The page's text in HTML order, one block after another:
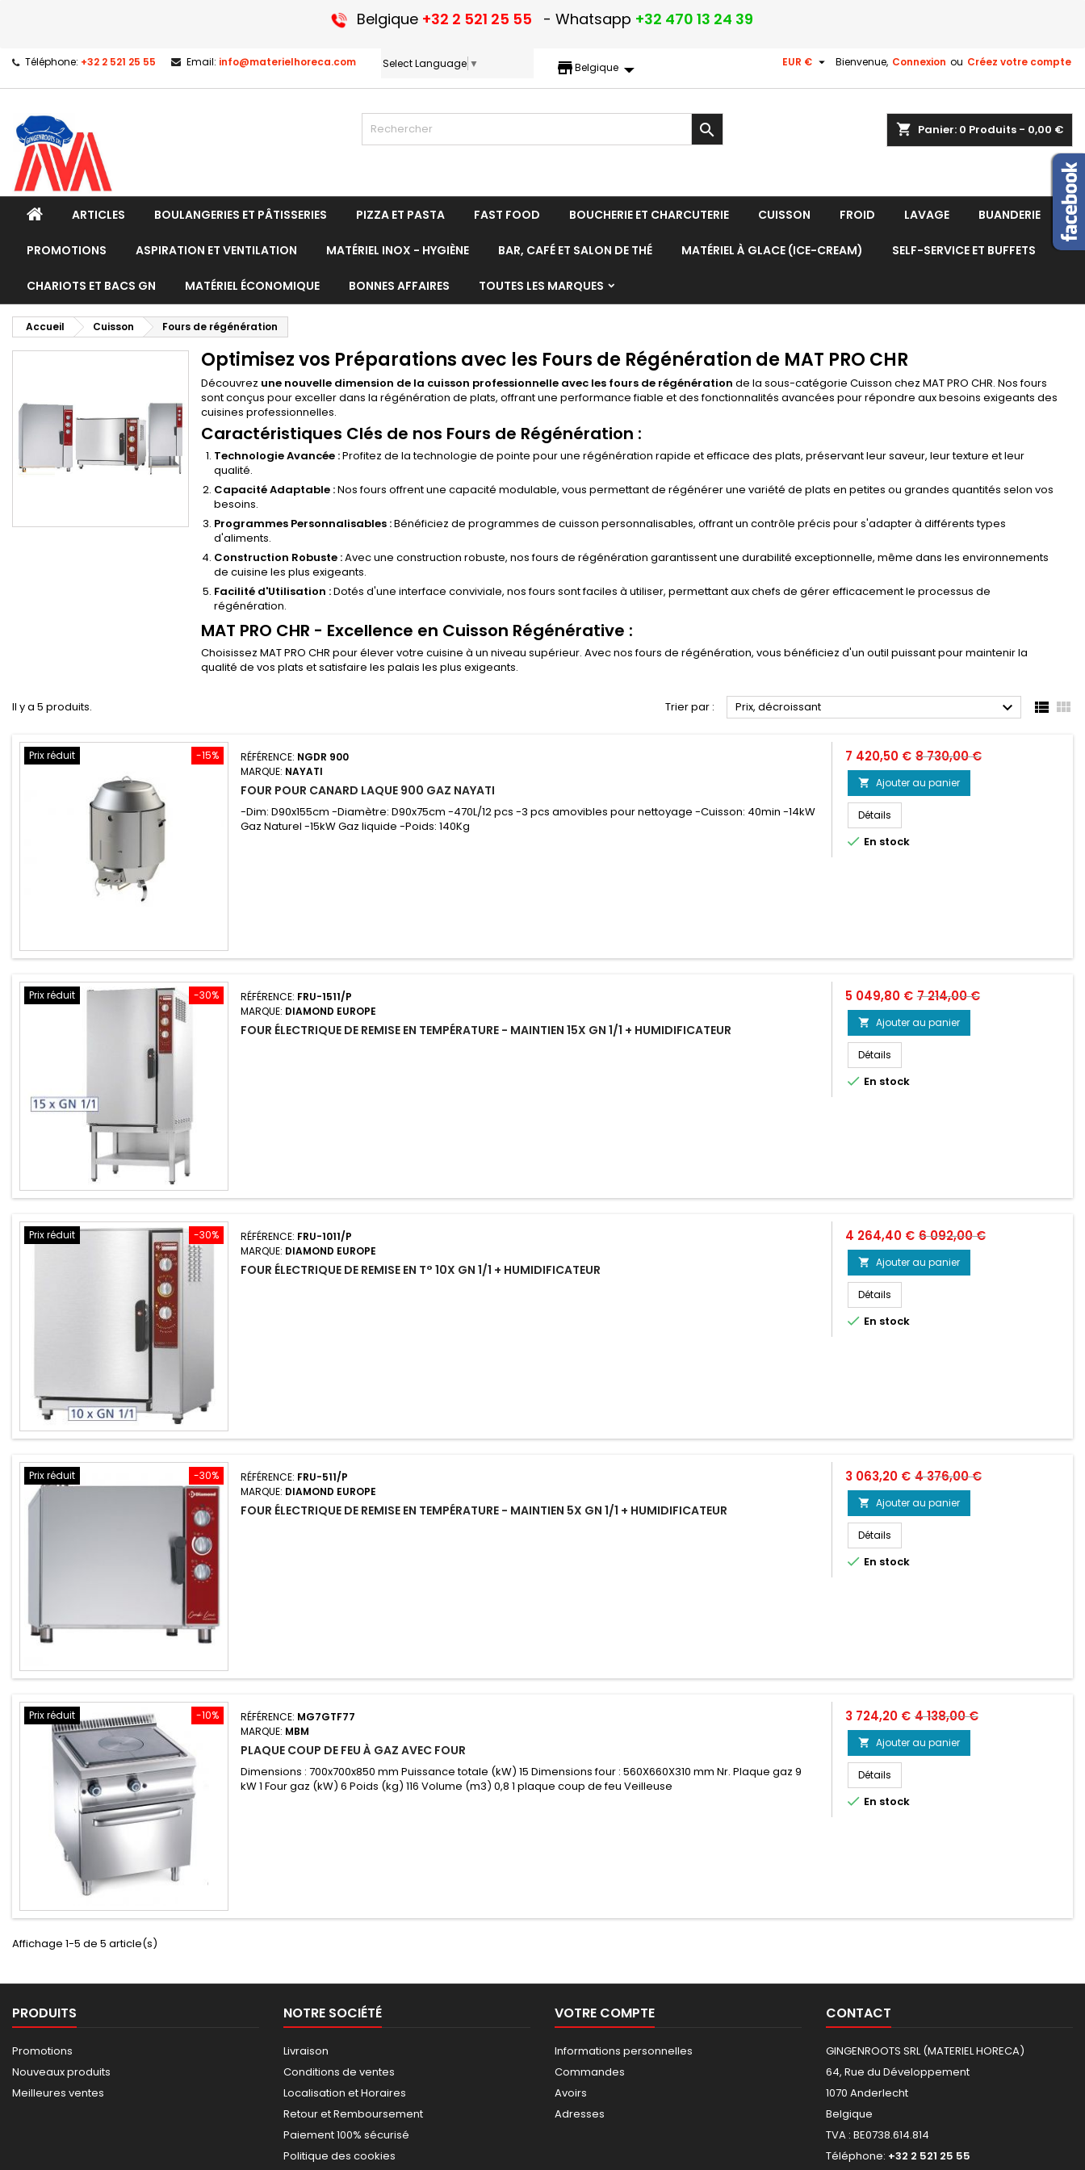
Belgique +32 2 521 25 55 - Whatsapp +32 470 13 24 39
Téléphone: +32 2 521 25 55 Email: info@materielhoreca.com Select Language ▼ storefront
Belgique Bienvenue, Connexion ou Créez votre compte
EUR € 
shopping_cart Panier: 0 Produits - 0,00 €

ARTICLES BOULANGERIES ET PÂTISSERIES PIZZA ET PASTA FAST FOOD BOUCHERIE ET CHARCUTERIE CUISSON FROID LAVAGE BUANDERIE
PROMOTIONS ASPIRATION ET VENTILATION MATÉRIEL INOX - HYGIÈNE BAR, CAFÉ ET SALON DE THÉ MATÉRIEL À GLACE (ICE-CREAM) SELF-SERVICE ET BUFFETS
CHARIOTS ET BACS GN MATÉRIEL ÉCONOMIQUE BONNES AFFAIRES TOUTES LES MARQUES
Accueil Cuisson Fours de régénération
Optimisez vos Préparations avec les Fours de Régénération de MAT PRO CHR
Découvrez une nouvelle dimension de la cuisson professionnelle avec les fours de régénération de la sous-catégorie Cuisson chez MAT PRO CHR. Nos fours
sont conçus pour exceller dans la régénération de plats, offrant une performance fiable et des fonctionnalités avancées pour répondre aux besoins exigeants des
cuisines professionnelles.
Caractéristiques Clés de nos Fours de Régénération :
Technologie Avancée :Profitez de la technologie de pointe pour une régénération rapide et efficace des plats, préservant leur saveur, leur texture et leur
qualité.
Capacité Adaptable :Nos fours offrent une capacité modulable, vous permettant de régénérer une variété de plats en petites ou grandes quantités selon vos
besoins.
Programmes Personnalisables :Bénéficiez de programmes de cuisson personnalisables, offrant un contrôle précis pour s'adapter à différents types
d'aliments.
Construction Robuste :Avec une construction robuste, nos fours de régénération garantissent une durabilité exceptionnelle, même dans les environnements
de cuisine les plus exigeants.
Facilité d'Utilisation :Dotés d'une interface conviviale, nos fours sont faciles à utiliser, permettant aux chefs de gérer efficacement le processus de
régénération.
MAT PRO CHR - Excellence en Cuisson Régénérative :
Choisissez MAT PRO CHR pour élever votre cuisine à un niveau supérieur. Avec nos fours de régénération, vous bénéficiez d'un outil puissant pour maintenir la
qualité de vos plats et satisfaire les palais les plus exigeants.
Il y a 5 produits. Trier par : Prix, décroissant   
-15%
Prix réduit RÉFÉRENCE: NGDR 900
MARQUE: NAYATI
FOUR POUR CANARD LAQUE 900 GAZ NAYATI
-Dim: D90x155cm -Diamètre: D90x75cm -470L/12 pcs -3 pcs amovibles pour nettoyage -Cuisson: 40min -14kW
Gaz Naturel -15kW Gaz liquide -Poids: 140Kg
Prix
7 420,50 € Prix
base
8 730,00 €
 Ajouter au panier
Détails
 En stock
-30%
Prix réduit RÉFÉRENCE: FRU-1511/P
MARQUE: DIAMOND EUROPE
FOUR ÉLECTRIQUE DE REMISE EN TEMPÉRATURE - MAINTIEN 15X GN 1/1 + HUMIDIFICATEUR
Prix
5 049,80 € Prix
base
7 214,00 €
 Ajouter au panier
Détails
 En stock
-30%
Prix réduit RÉFÉRENCE: FRU-1011/P
MARQUE: DIAMOND EUROPE
FOUR ÉLECTRIQUE DE REMISE EN T° 10X GN 1/1 + HUMIDIFICATEUR
Prix
4 264,40 € Prix
de
base
6 092,00 €
 Ajouter au panier
Détails
 En stock
-30%
Prix réduit RÉFÉRENCE: FRU-511/P
MARQUE: DIAMOND EUROPE
FOUR ÉLECTRIQUE DE REMISE EN TEMPÉRATURE - MAINTIEN 5X GN 1/1 + HUMIDIFICATEUR
Prix
3 063,20 € Prix
de
base
4 376,00 €
 Ajouter au panier
Détails
 En stock
-10%
Prix réduit RÉFÉRENCE: MG7GTF77
MARQUE: MBM
PLAQUE COUP DE FEU À GAZ AVEC FOUR
Dimensions : 700x700x850 mm Puissance totale (kW) 15 Dimensions four : 560X660X310 mm Nr. Plaque gaz 9
kW 1 Four gaz (kW) 6 Poids (kg) 116 Volume (m3) 0,8 1 plaque coup de feu Veilleuse
Prix
3 724,20 € Prix
de
base
4 138,00 €
 Ajouter au panier
Détails
 En stock
Affichage 1-5 de 5 article(s)
PRODUITS
Promotions
Nouveaux produits
Meilleures ventes
NOTRE SOCIÉTÉ
Livraison
Conditions de ventes
Localisation et Horaires
Retour et Remboursement
Paiement 100% sécurisé
Politique des cookies
VOTRE COMPTE
Informations personnelles
Commandes
Avoirs
Adresses
CONTACT
GINGENROOTS SRL (MATERIEL HORECA)
64, Rue du Développement
1070 Anderlecht
Belgique
TVA : BE0738.614.814
Téléphone: +32 2 521 25 55